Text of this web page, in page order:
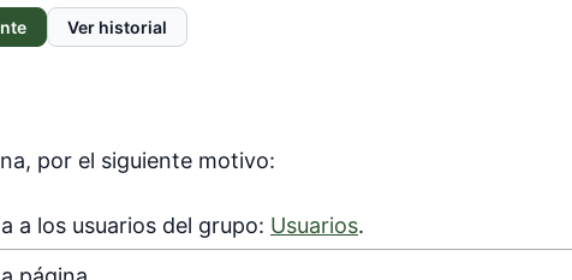
Ver historial
por el siguiente motivo:
a los usuarios del grupo: Usuarios.